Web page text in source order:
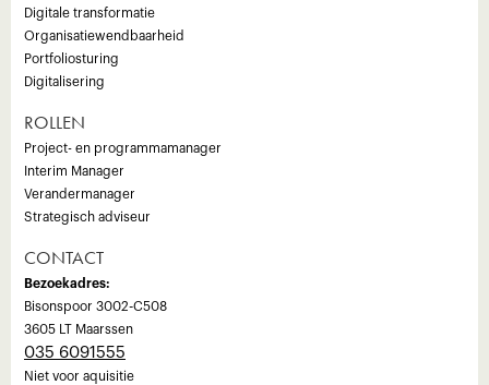
Digitale transformatie
Organisatiewendbaarheid
Portfoliosturing
Digitalisering
ROLLEN
Project- en programmamanager
Interim Manager
Verandermanager
Strategisch adviseur
CONTACT
Bezoekadres:
Bisonspoor 3002-C508
3605 LT Maarssen
035 6091555
Niet voor aquisitie